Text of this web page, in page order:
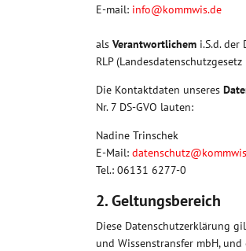
E-mail: info@kommwis.de
als Verantwortlichem i.S.d. der
RLP
Die Kontaktdaten unseres
Nr. 7 DS-GVO lauten:
Nadine Trinschek
E-Mail:
Tel.: 06131 6277-0
2. Geltungsbereich
Diese Datenschutzerklärung
und Wissenstransfer mbH,